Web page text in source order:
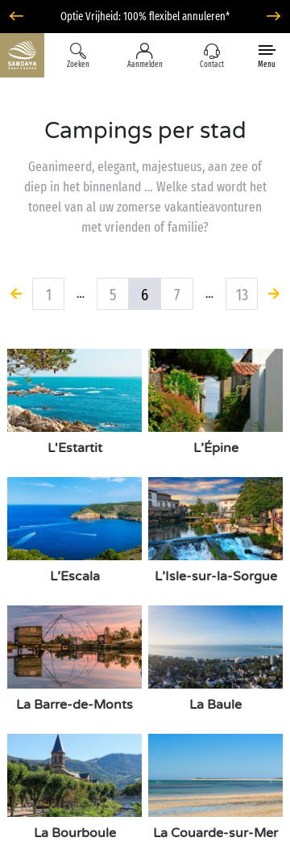
Optie Vrijheid: 100% flexibel annuleren*
Zoeken Aanmelden Contact Menu
Campings per stad
Geanimeerd, elegant, majestueus, aan zee of
diep in het binnenland … Welke stad wordt het
toneel van al uw zomerse vakantieavonturen
met vrienden of familie?
1 … 5 6 7 … 13
L'Estartit L’Épine
L’Escala L’Isle-sur-la-Sorgue
La Barre-de-Monts La Baule
La Bourboule La Couarde-sur-Mer